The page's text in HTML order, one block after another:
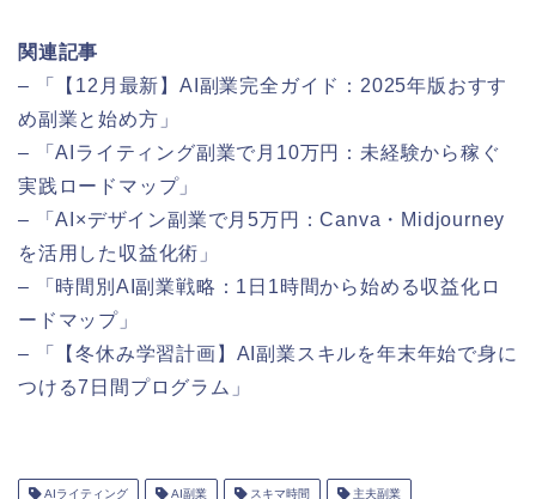
関連記事
– 「【12月最新】AI副業完全ガイド：2025年版おすす
め副業と始め方」
– 「AIライティング副業で月10万円：未経験から稼ぐ
実践ロードマップ」
– 「AI×デザイン副業で月5万円：Canva・Midjourney
を活用した収益化術」
– 「時間別AI副業戦略：1日1時間から始める収益化ロ
ードマップ」
– 「【冬休み学習計画】AI副業スキルを年末年始で身に
つける7日間プログラム」
AIライティング AI副業 スキマ時間 主夫副業